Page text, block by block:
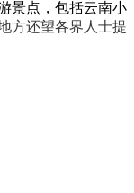
景点，包括云南小
方还望各界人士提